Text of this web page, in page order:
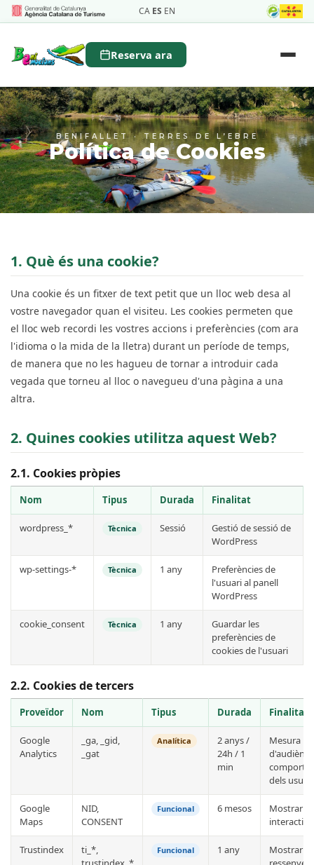
CA ES EN
Reserva ara
BENIFALLET · TERRES DE L’EBRE
Política de Cookies
1. Què és una cookie?
Una cookie és un fitxer de text petit que un lloc web desa al
vostre navegador quan el visiteu. Les cookies permeten que
el lloc web recordi les vostres accions i preferències (com ara
l'idioma o la mida de la lletra) durant un període de temps,
de manera que no les hagueu de tornar a introduir cada
vegada que torneu al lloc o navegueu d'una pàgina a una
altra.
2. Quines cookies utilitza aquest Web?
2.1. Cookies pròpies
Nom Tipus Durada Finalitat
wordpress_* Tècnica Sessió
Gestió de sessió de
WordPress
wp-settings-* Tècnica 1 any
Preferències de
l'usuari al panell
WordPress
cookie_consent Tècnica 1 any
Guardar les
preferències de
cookies de l'usuari
2.2. Cookies de tercers
Proveïdor Nom Tipus Durada Finalitat
Google
Analytics
_ga, _gid,
_gat
Analítica
2 anys /
24h / 1
min
Mesura
dels
Google
Maps
NID,
CONSENT
Funcional 6 mesos
Mostrar
interactius
Trustindex
ti_*,
Funcional 1 any
Mostrar